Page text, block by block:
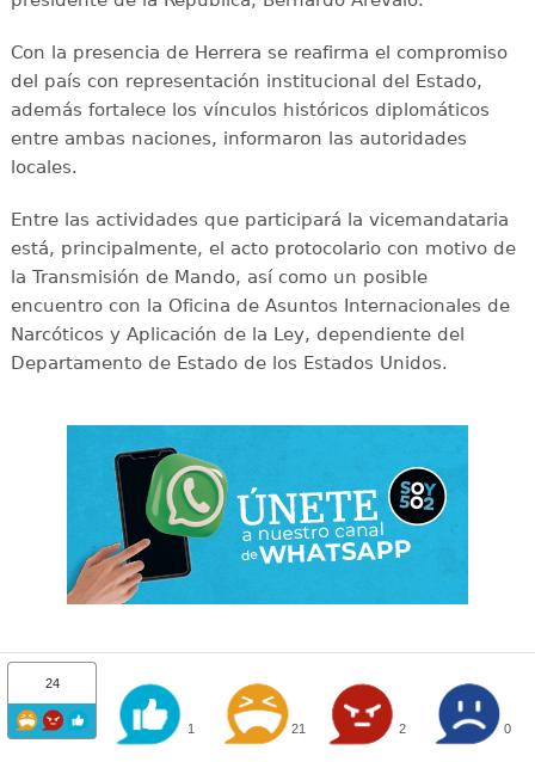
Con la presencia de Herrera se reafirma el compromiso
del país con representación institucional del Estado,
además fortalece los vínculos históricos diplomáticos
entre ambas naciones, informaron las autoridades
locales.
Entre las actividades que participará la vicemandataria
está, principalmente, el acto protocolario con motivo de
la Transmisión de Mando, así como un posible
encuentro con la Oficina de Asuntos Internacionales de
Narcóticos y Aplicación de la Ley, dependiente del
Departamento de Estado de los Estados Unidos.
24
1 21 2 0